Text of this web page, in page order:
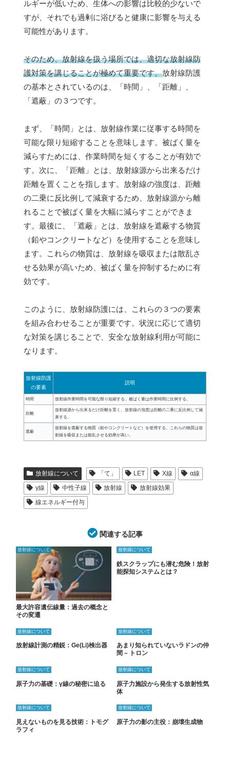
ルギーが低いため、生体への影響は比較的少ないで
すが、それでも過剰に浴びると健康に影響を与える
可能性があります。
そのため、放射線を扱う場所では、適切な放射線防
護対策を講じることが極めて重要です。放射線防護
の基本とされているのは、「時間」、「距離」、
「遮蔽」の３つです。
まず、「時間」とは、放射線作業に従事する時間を
可能な限り短縮することを意味します。被ばく量を
減らすためには、作業時間を短くすることが有効で
す。次に、「距離」とは、放射線源から出来るだけ
距離を置くことを指します。放射線の強度は、距離
の二乗に反比例して減衰するため、放射線源から離
れることで被ばく量を大幅に減らすことができま
す。最後に、「遮蔽」とは、放射線を遮蔽する物質
（鉛やコンクリートなど）を使用することを意味し
ます。これらの物質は、放射線を吸収または散乱さ
せる効果が高いため、被ばく量を抑制するために有
効です。
このように、放射線防護には、これらの３つの要素
を組み合わせることが重要です。状況に応じて適切
な対策を講じることで、安全な放射線利用が可能に
なります。
放射線防護
の要素
説明
時間 放射線作業時間を可能な限り短縮する。被ばく量は作業時間に比例する。
距離
放射線源から出来るだけ距離を置く。放射線の強度は距離の二乗に反比例して減
衰する。
遮蔽
放射線を遮蔽する物質（鉛やコンクリートなど）を使用する。これらの物質は放
射線を吸収または散乱させる効果が高い。
放射線について 「て」 LET X線
α線
γ線
中性子線 放射線
放射線効果
線エネルギー付与
関連する記事
放射線について
最大許容遺伝線量：過去の概念と
その変遷
放射線について
鉄スクラップにも潜む危険！放射
能探知システムとは？
放射線について
放射線計測の精鋭：Ge(Li)検出器
放射線について
あまり知られていないラドンの仲
間 – トロン
放射線について
原子力の基礎：γ線の秘密に迫る
放射線について
原子力施設から発生する放射性気
体
放射線について
見えないものを見る技術：トモグ
ラフィ
放射線について
原子力の影の主役：崩壊生成物